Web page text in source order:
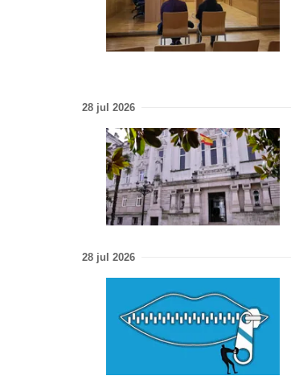
28 jul 2026
28 jul 2026